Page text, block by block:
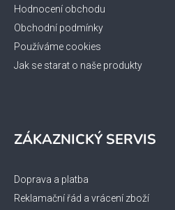
Hodnocení obchodu
Obchodní podmínky
Používáme cookies
Jak se starat o naše produkty
ZÁKAZNICKÝ SERVIS
Doprava a platba
Reklamační řád a vrácení zboží